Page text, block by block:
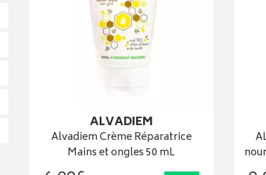
ALVADIEM
Alvadiem Crème Réparatrice
Mains et ongles 50 mL